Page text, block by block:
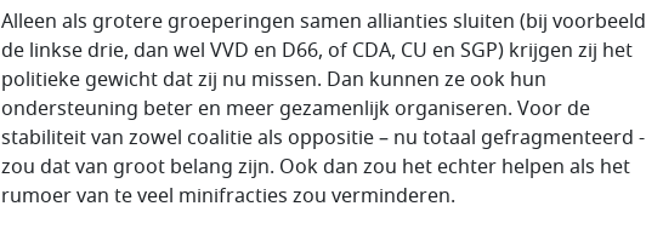
Alleen als grotere groeperingen samen allianties sluiten (bij voorbeeld
de linkse drie, dan wel VVD en D66, of CDA, CU en SGP) krijgen zij het
politieke gewicht dat zij nu missen. Dan kunnen ze ook hun
ondersteuning beter en meer gezamenlijk organiseren. Voor de
stabiliteit van zowel coalitie als oppositie – nu totaal gefragmenteerd -
zou dat van groot belang zijn. Ook dan zou het echter helpen als het
rumoer van te veel minifracties zou verminderen.